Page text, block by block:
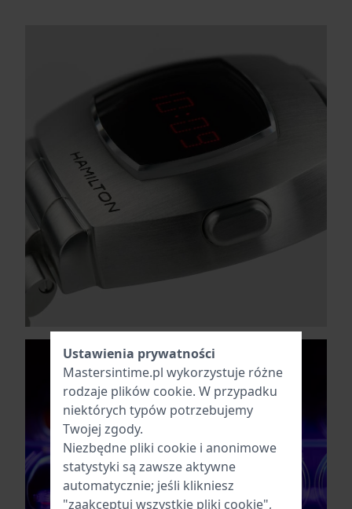
Ustawienia prywatności
Mastersintime.pl wykorzystuje różne
rodzaje plików cookie. W przypadku
niektórych typów potrzebujemy
Twojej zgody.
Niezbędne pliki cookie i anonimowe
statystyki są zawsze aktywne
automatycznie; jeśli klikniesz
"zaakceptuj wszystkie pliki cookie",